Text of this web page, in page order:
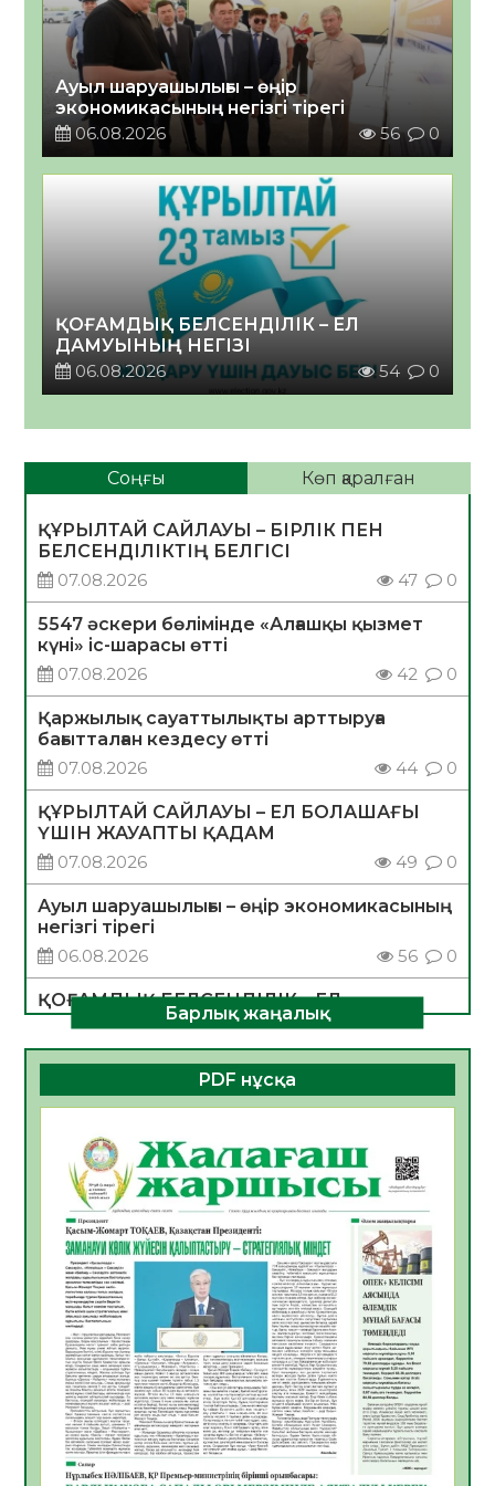
Ауыл шаруашылығы – өңір
экономикасының негізгі тірегі
06.08.2026
56 0
ҚОҒАМДЫҚ БЕЛСЕНДІЛІК – ЕЛ
ДАМУЫНЫҢ НЕГІЗІ
06.08.2026
54 0
Соңғы Көп қаралған
ҚҰРЫЛТАЙ САЙЛАУЫ – БІРЛІК ПЕН
БЕЛСЕНДІЛІКТІҢ БЕЛГІСІ
07.08.2026
47 0
5547 әскери бөлімінде «Алғашқы қызмет
күні» іс-шарасы өтті
07.08.2026
42 0
Қаржылық сауаттылықты арттыруға
бағытталған кездесу өтті
07.08.2026
44 0
ҚҰРЫЛТАЙ САЙЛАУЫ – ЕЛ БОЛАШАҒЫ
ҮШІН ЖАУАПТЫ ҚАДАМ
07.08.2026
49 0
Ауыл шаруашылығы – өңір экономикасының
негізгі тірегі
06.08.2026
56 0
ҚОҒАМДЫҚ БЕЛСЕНДІЛІК – ЕЛ
ДАМУЫНЫҢ НЕГІЗІ
06.08.2026
54 0
ҚҰРЫЛТАЙ САЙЛАУЫ – БОЛАШАҚҚА
БАСТАР ЖАУАПТЫ ТАҢДАУ
06.08.2026
Инфекциялық ауруларға қарсы иммундау
жұмыстарының тиімділігі
06.08.2026
58
Көкжөтел ауруы туралы
06.08.2026
56
АПВ вакцинасы туралы мәлімет
06.08.2026
57
Open Air: Қызылорда облысы полиция
департаменті 20 мыңнан астам
көрерменнің қауіпсіздігін қамтамасыз етті
Барлық жаңалық
PDF нұсқа